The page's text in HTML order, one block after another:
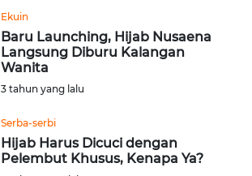
Ekuin
Baru Launching, Hijab Nusaena
Langsung Diburu Kalangan
Wanita
3 tahun yang lalu
Serba-serbi
Hijab Harus Dicuci dengan
Pelembut Khusus, Kenapa Ya?